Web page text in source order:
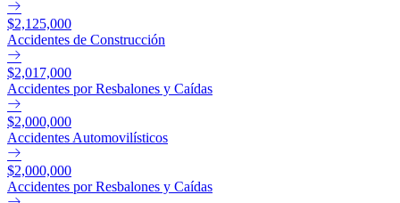
$2,125,000
Accidentes de Construcción
$2,017,000
Accidentes por Resbalones y Caídas
$2,000,000
Accidentes Automovilísticos
$2,000,000
Accidentes por Resbalones y Caídas